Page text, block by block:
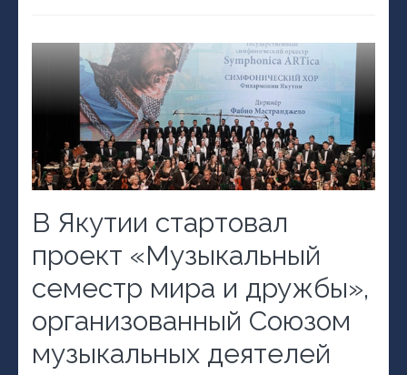
В Якутии стартовал
проект «Музыкальный
семестр мира и дружбы»,
организованный Союзом
музыкальных деятелей